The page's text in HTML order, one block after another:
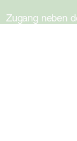
Zugang neben